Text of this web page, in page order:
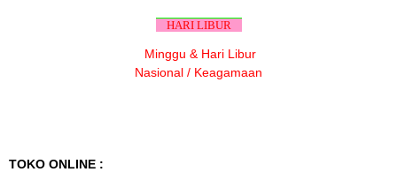
HARI LIBUR
Minggu & Hari Libur
Nasional / Keagamaan
TOKO ONLINE :